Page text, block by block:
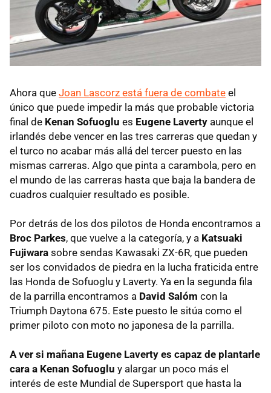
Ahora que Joan Lascorz está fuera de combate el
único que puede impedir la más que probable victoria
final de Kenan Sofuoglu es Eugene Laverty aunque el
irlandés debe vencer en las tres carreras que quedan y
el turco no acabar más allá del tercer puesto en las
mismas carreras. Algo que pinta a carambola, pero en
el mundo de las carreras hasta que baja la bandera de
cuadros cualquier resultado es posible.
Por detrás de los dos pilotos de Honda encontramos a
Broc Parkes, que vuelve a la categoría, y a Katsuaki
Fujiwara sobre sendas Kawasaki ZX-6R, que pueden
ser los convidados de piedra en la lucha fraticida entre
las Honda de Sofuoglu y Laverty. Ya en la segunda fila
de la parrilla encontramos a David Salóm con la
Triumph Daytona 675. Este puesto le sitúa como el
primer piloto con moto no japonesa de la parrilla.
A ver si mañana Eugene Laverty es capaz de plantarle
cara a Kenan Sofuoglu y alargar un poco más el
interés de este Mundial de Supersport que hasta la